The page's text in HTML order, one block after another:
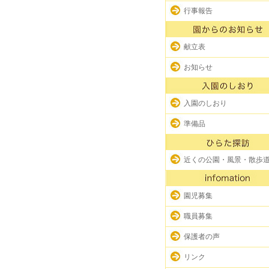
行事報告
献立表
お知らせ
入園のしおり
準備品
近くの公園・風景・散歩
園児募集
職員募集
保護者の声
リンク